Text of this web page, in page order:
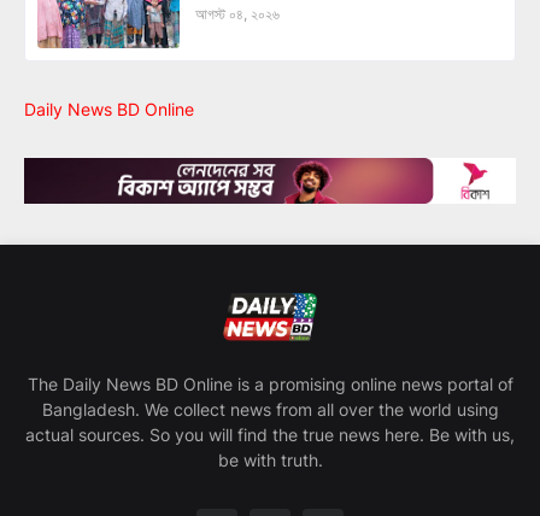
আগস্ট ০৪, ২০২৬
Daily News BD Online
The Daily News BD Online is a promising online news portal of
Bangladesh. We collect news from all over the world using
actual sources. So you will find the true news here. Be with us,
be with truth.